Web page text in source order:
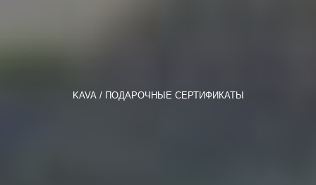
KAVA ПОДАРОЧНЫЕ СЕРТИФИКАТЫ